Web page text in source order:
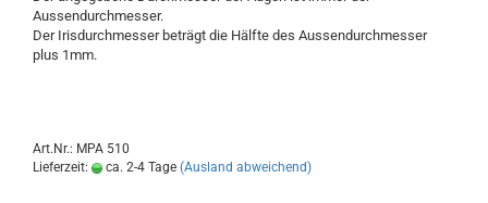
Aussendurchmesser.
Der Irisdurchmesser beträgt die Hälfte des Aussendurchmesser
plus 1mm.
Art.Nr.: MPA 510
Lieferzeit:
ca. 2-4 Tage (Ausland abweichend)